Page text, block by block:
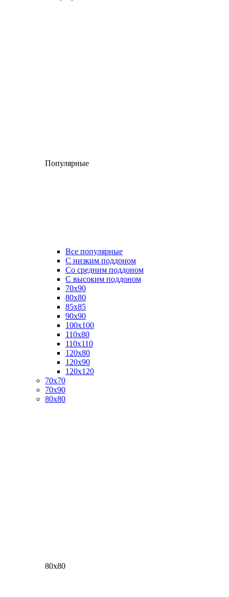
Популярные
Все популярные
C низким поддоном
Со средним поддоном
С высоким поддоном
70х90
80х80
85х85
90х90
100х100
110х80
110х110
120х80
120х90
120х120
70х70
70х90
80х80
80х80